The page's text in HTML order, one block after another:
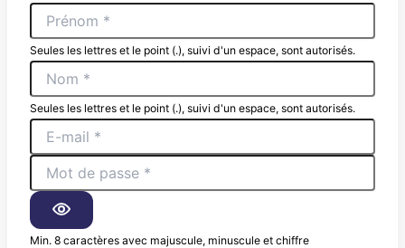
Seules les lettres et le point (.), suivi d'un espace, sont autorisés.
Seules les lettres et le point (.), suivi d'un espace, sont autorisés.
Min. 8 caractères avec majuscule, minuscule et chiffre